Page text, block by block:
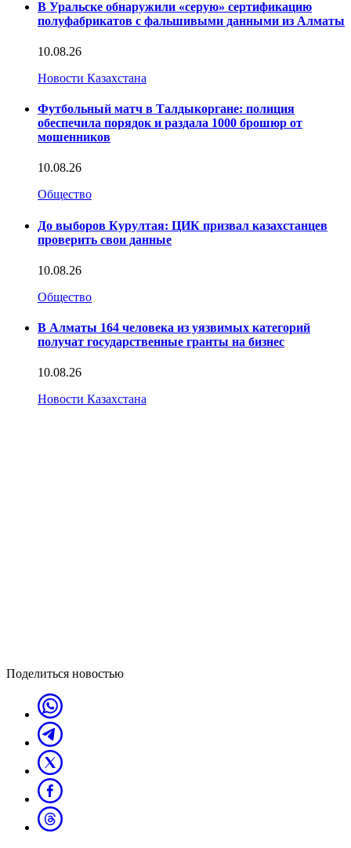
В Уральске обнаружили «серую» сертификацию
полуфабрикатов с фальшивыми данными из Алматы
10.08.26
Новости Казахстана
Футбольный матч в Талдыкоргане: полиция
обеспечила порядок и раздала 1000 брошюр от
мошенников
10.08.26
Общество
До выборов Курултая: ЦИК призвал казахстанцев
проверить свои данные
10.08.26
Общество
В Алматы 164 человека из уязвимых категорий
получат государственные гранты на бизнес
10.08.26
Новости Казахстана
Поделиться новостью